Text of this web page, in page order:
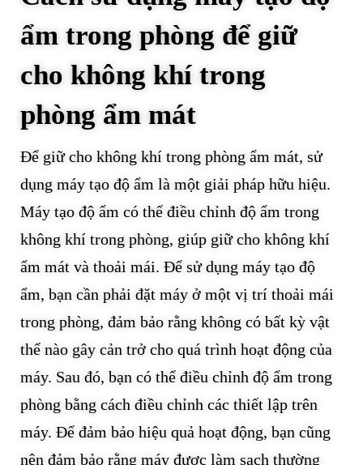
ẩm trong phòng để giữ
cho không khí trong
phòng ẩm mát
Để giữ cho không khí trong phòng ẩm mát, sử
dụng máy tạo độ ẩm là một giải pháp hữu hiệu.
Máy tạo độ ẩm có thể điều chỉnh độ ẩm trong
không khí trong phòng, giúp giữ cho không khí
ẩm mát và thoải mái. Để sử dụng máy tạo độ
ẩm, bạn cần phải đặt máy ở một vị trí thoải mái
trong phòng, đảm bảo rằng không có bất kỳ vật
thể nào gây cản trở cho quá trình hoạt động của
máy. Sau đó, bạn có thể điều chỉnh độ ẩm trong
phòng bằng cách điều chỉnh các thiết lập trên
máy. Để đảm bảo hiệu quả hoạt động, bạn cũng
nên đảm bảo rằng máy được làm sạch thường